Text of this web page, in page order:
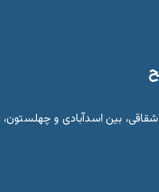
بین اسدآبادی و چهلستون،